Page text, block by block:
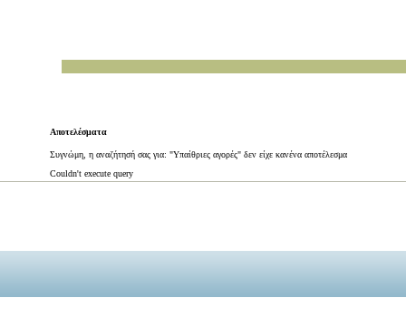
Αποτελέσματα
Συγνώμη, η αναζήτησή σας για: "Υπαίθριες αγορές" δεν είχε κανένα αποτέλεσμα
Couldn't execute query